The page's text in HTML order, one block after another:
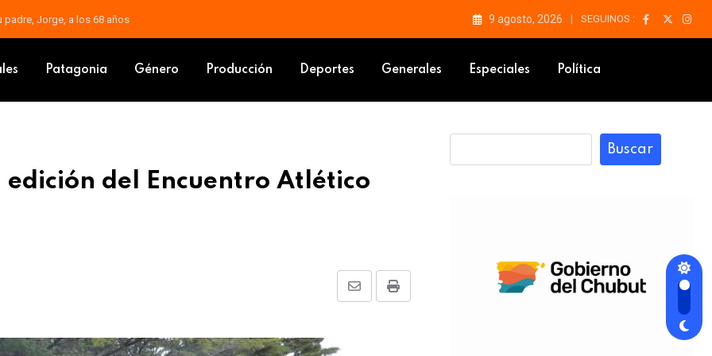
que los chicos descubran la naturaleza 9 agosto, 2026 SEGUINOS :
Patagonia Género Producción Deportes Generales Especiales Política
del Encuentro Atlético
Print
Share
Buscar